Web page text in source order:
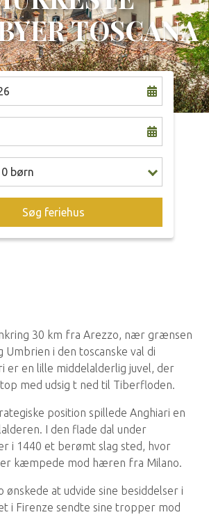
TOSCANA
0 børn
Søg feriehus
30 km fra Arezzo, nær grænsen
Umbrien i den toscanske val di
er en lille middelalderlig juvel, der
med udsig t ned til Tiberfloden.
position spillede Anghiari en
I den flade dal under
i 1440 et berømt slag sted, hvor
kæmpede mod hæren fra Milano.
ønskede at udvide sine besiddelser i
i Firenze sendte sine tropper mod